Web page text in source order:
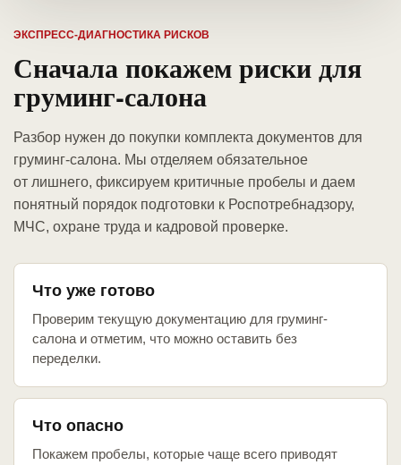
ЭКСПРЕСС-ДИАГНОСТИКА РИСКОВ
Сначала покажем риски для
груминг-салона
Разбор нужен до покупки комплекта документов для
груминг-салона. Мы отделяем обязательное
от лишнего, фиксируем критичные пробелы и даем
понятный порядок подготовки к Роспотребнадзору,
МЧС, охране труда и кадровой проверке.
Что уже готово
Проверим текущую документацию для груминг-
салона и отметим, что можно оставить без
переделки.
Что опасно
Покажем пробелы, которые чаще всего приводят